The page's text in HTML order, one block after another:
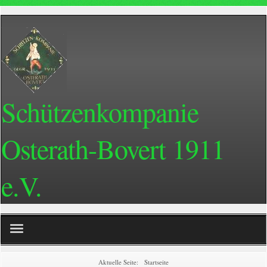
Schützenkompanie
Osterath-Bovert 1911
e.V.
Aktuelle Seite: Startseite